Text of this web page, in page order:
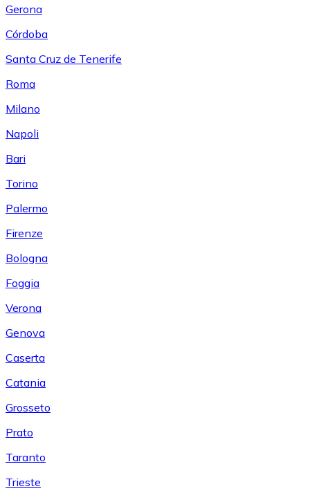
Gerona
Córdoba
Santa Cruz de Tenerife
Roma
Milano
Napoli
Bari
Torino
Palermo
Firenze
Bologna
Foggia
Verona
Genova
Caserta
Catania
Grosseto
Prato
Taranto
Trieste